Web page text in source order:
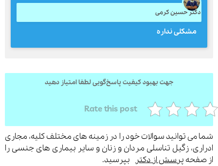
دکتر حسین کرمی
مشکلی نداره
جهت بهبود کیفیت پاسخ‌گویی لطفا امتیاز دهید
Rate this post
توانید سوالات خود را در زمینه های مختلف کلیه، مجاری
زگیل تناسلی مردان و زنان و سایر بیماری های جنسی را
پرسش از دکتربپرسید.